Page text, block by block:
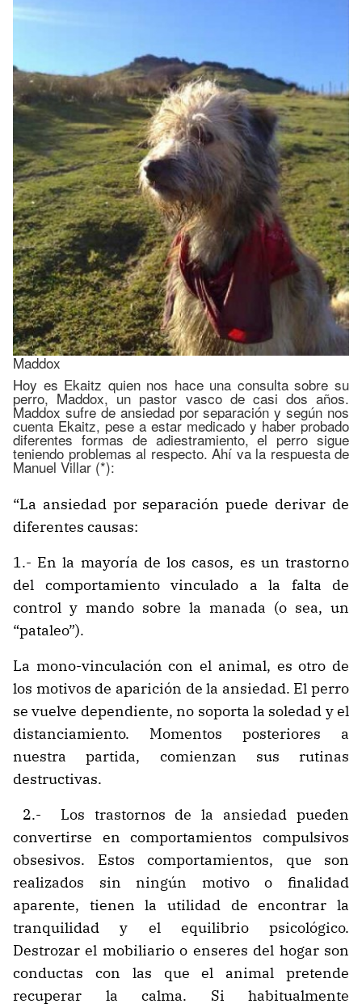
Maddox
Hoy es Ekaitz quien nos hace una consulta sobre su
perro, Maddox, un pastor vasco de casi dos años.
Maddox sufre de ansiedad por separación y según nos
cuenta Ekaitz, pese a estar medicado y haber probado
diferentes formas de adiestramiento, el perro sigue
teniendo problemas al respecto. Ahí va la respuesta de
Manuel Villar (*):
“La ansiedad por separación puede derivar de
diferentes causas:
1.- En la mayoría de los casos, es un trastorno
del comportamiento vinculado a la falta de
control y mando sobre la manada (o sea, un
“pataleo”).
La mono-vinculación con el animal, es otro de
los motivos de aparición de la ansiedad. El perro
se vuelve dependiente, no soporta la soledad y el
distanciamiento. Momentos posteriores a
nuestra partida, comienzan sus rutinas
destructivas.
2.- Los trastornos de la ansiedad pueden
convertirse en comportamientos compulsivos
obsesivos. Estos comportamientos, que son
realizados sin ningún motivo o finalidad
aparente, tienen la utilidad de encontrar la
tranquilidad y el equilibrio psicológico.
Destrozar el mobiliario o enseres del hogar son
conductas con las que el animal pretende
recuperar la calma. Si habitualmente